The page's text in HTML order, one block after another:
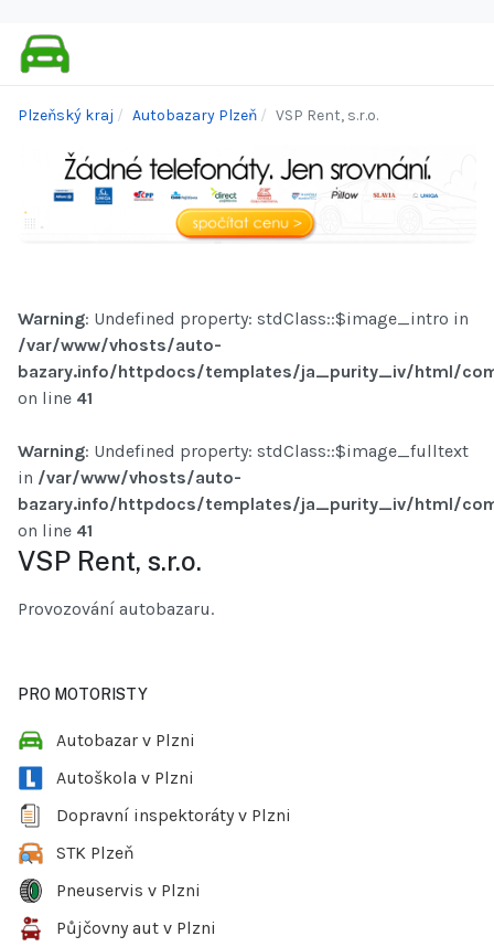
Plzeňský kraj Autobazary Plzeň VSP Rent, s.r.o.
Warning: Undefined property: stdClass::$image_intro in
/var/www/vhosts/auto-
bazary.info/httpdocs/templates/ja_purity_iv/html/
on line 41
Warning: Undefined property: stdClass::$image_fulltext
in /var/www/vhosts/auto-
bazary.info/httpdocs/templates/ja_purity_iv/html/
on line 41
VSP Rent, s.r.o.
Provozování autobazaru.
PRO MOTORISTY
Autobazar v Plzni
Autoškola v Plzni
Dopravní inspektoráty v Plzni
STK Plzeň
Pneuservis v Plzni
Půjčovny aut v Plzni